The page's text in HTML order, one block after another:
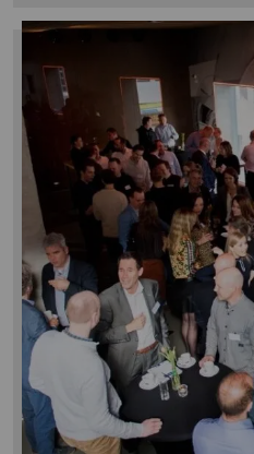
Lees
VIA
seminar
2026